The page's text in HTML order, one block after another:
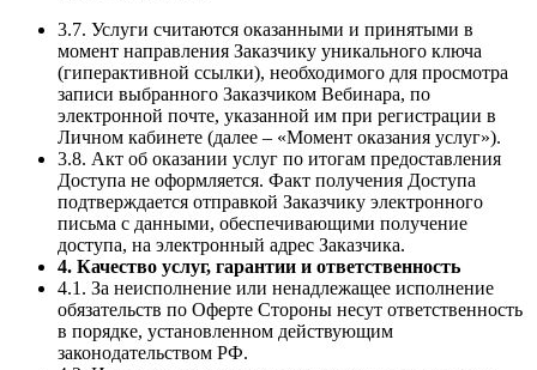
3.7. Услуги считаются оказанными и принятыми в
момент направления Заказчику уникального ключа
(гиперактивной ссылки), необходимого для просмотра
записи выбранного Заказчиком Вебинара, по
электронной почте, указанной им при регистрации в
Личном кабинете (далее – «Момент оказания услуг»).
3.8. Акт об оказании услуг по итогам предоставления
Доступа не оформляется. Факт получения Доступа
подтверждается отправкой Заказчику электронного
письма с данными, обеспечивающими получение
доступа, на электронный адрес Заказчика.
4. Качество услуг, гарантии и ответственность
4.1. За неисполнение или ненадлежащее исполнение
обязательств по Оферте Стороны несут ответственность
в порядке, установленном действующим
законодательством РФ.